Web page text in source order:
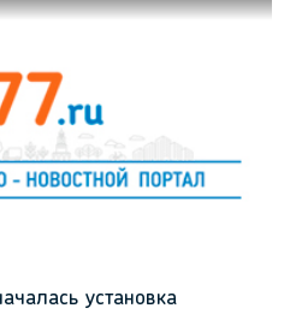
установка